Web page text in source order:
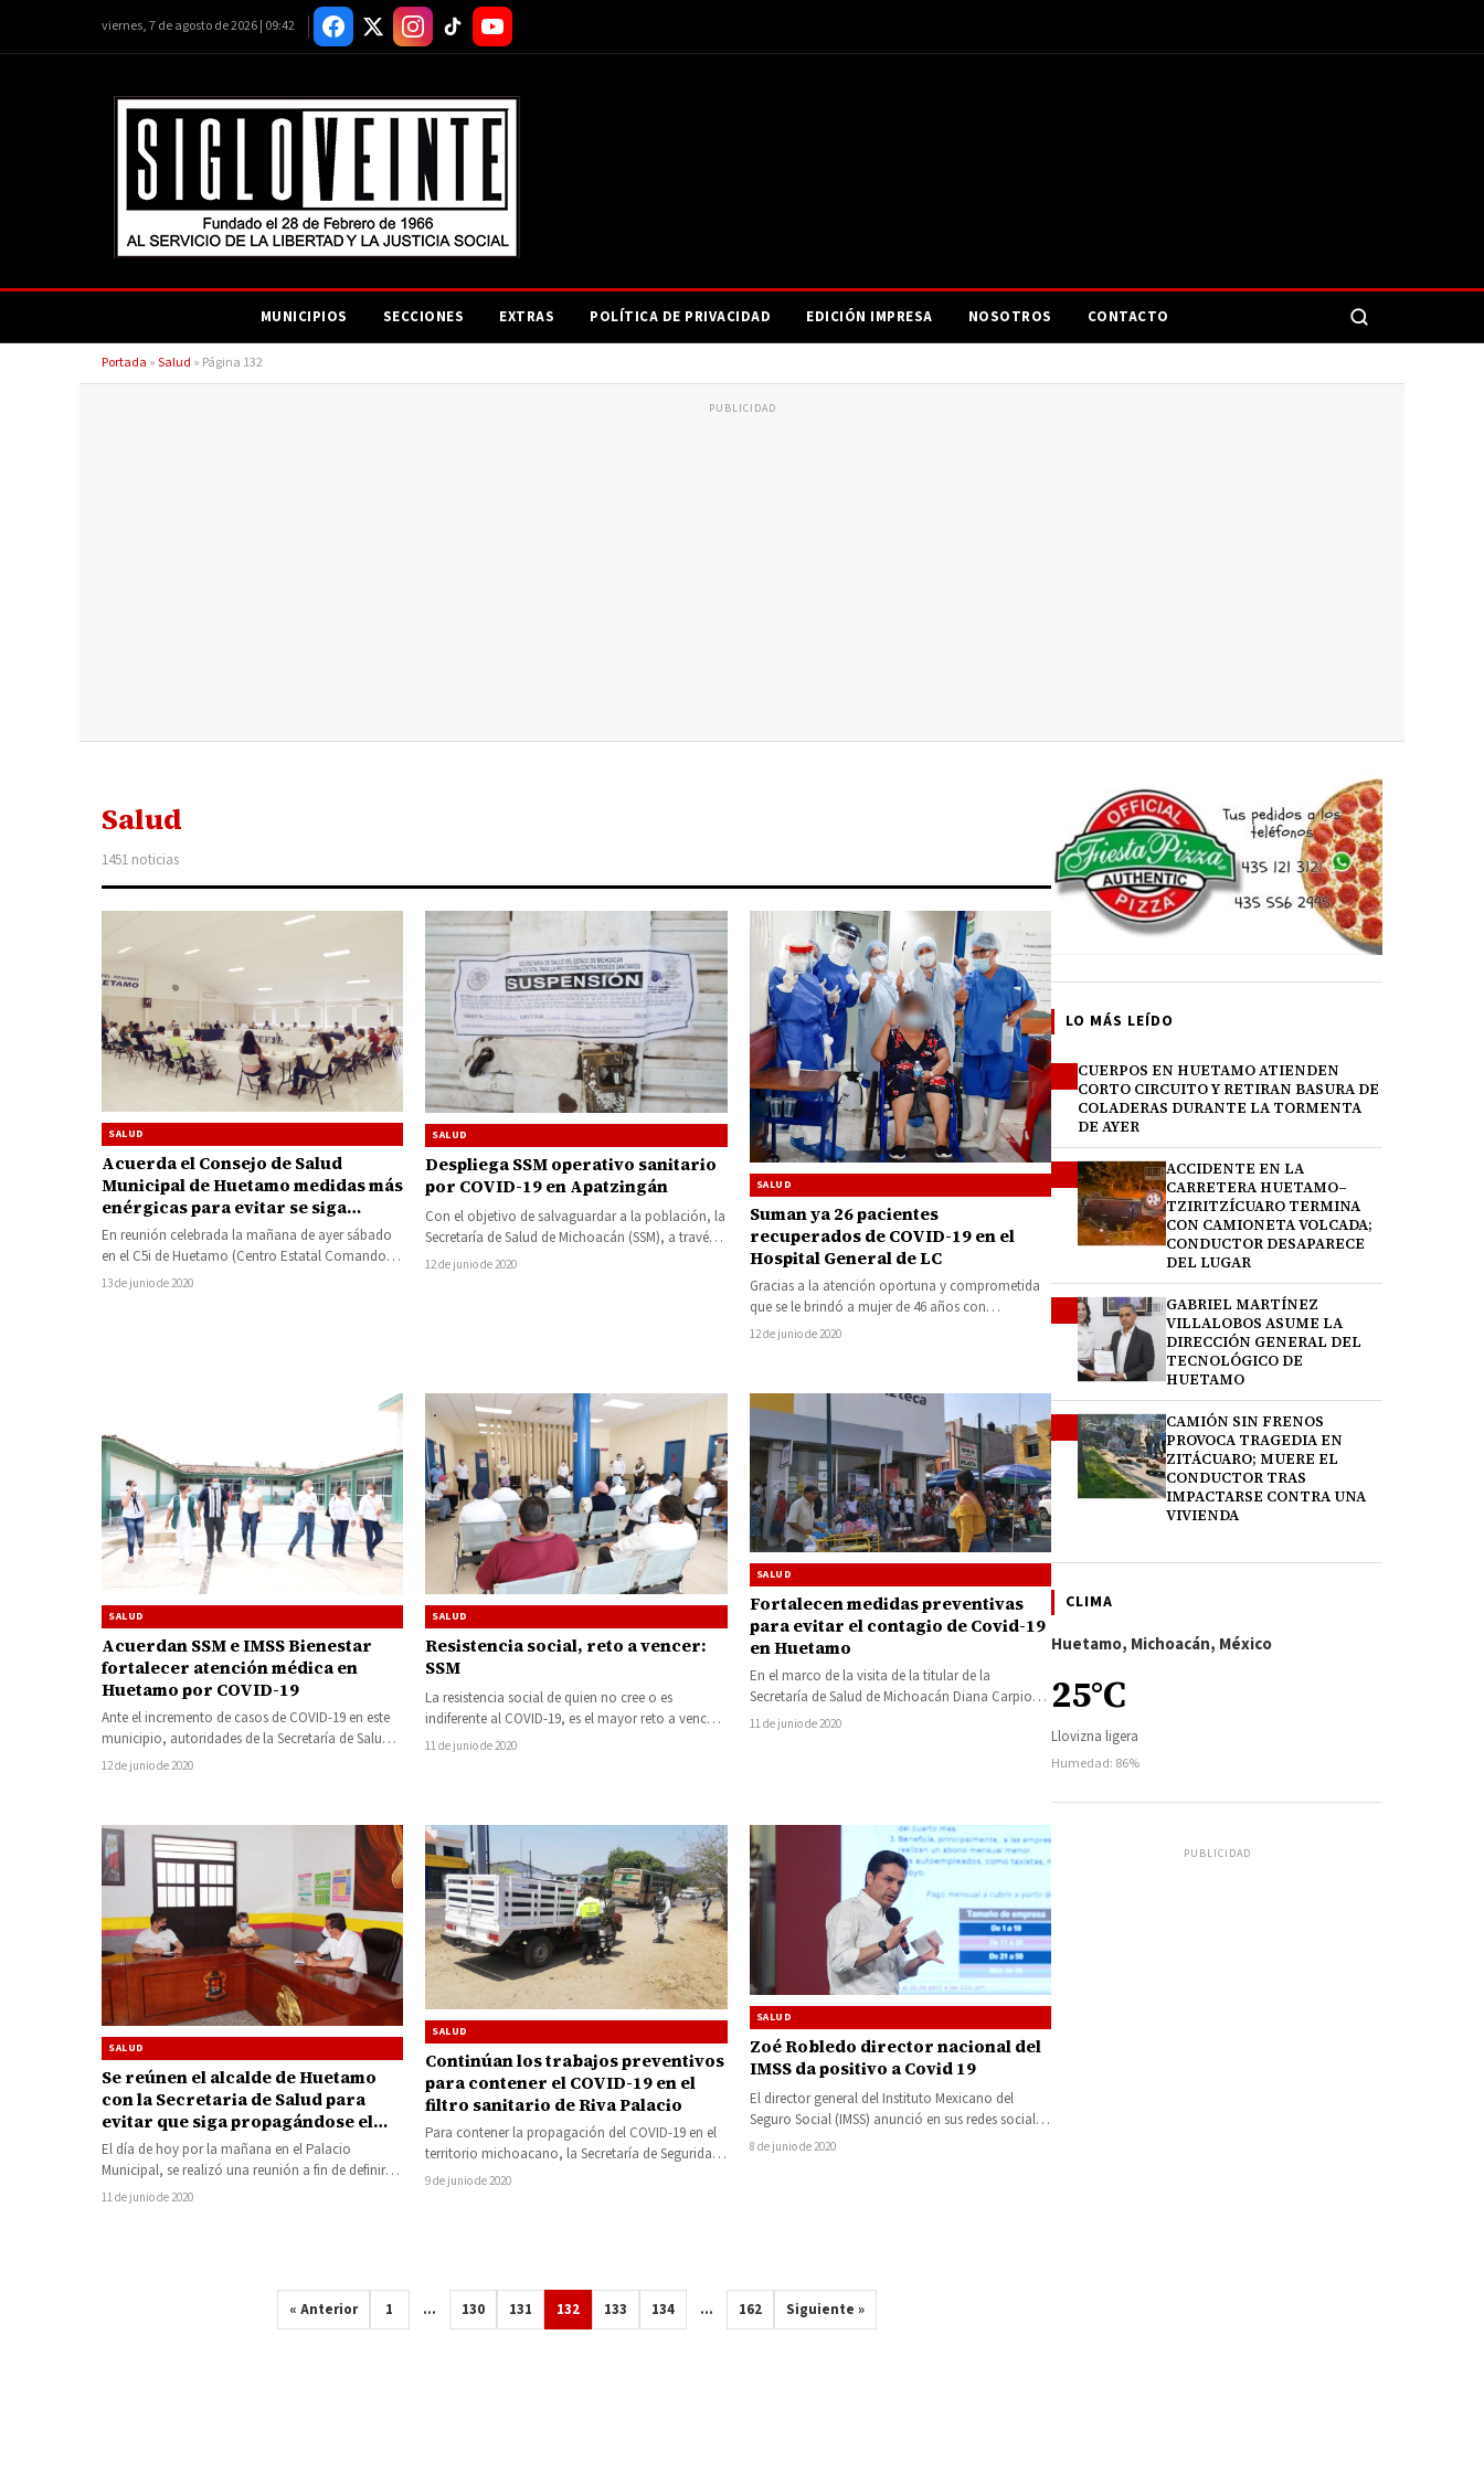
viernes, 7 de agosto de 2026 | 09:42
MUNICIPIOS SECCIONES EXTRAS POLÍTICA DE PRIVACIDAD EDICIÓN IMPRESA NOSOTROS CONTACTO
Portada »Salud » Página 132
PUBLICIDAD
Salud
1451 noticias
SALUD
Acuerda el Consejo de Salud
Municipal de Huetamo medidas más
enérgicas para evitar se siga
propagando el COVID-19
En reunión celebrada la mañana de ayer sábado
en el C5i de Huetamo (Centro Estatal Comando,
Comunicaciones, Cómputo, Control,
13 de junio de 2020
SALUD
Despliega SSM operativo sanitario
por COVID-19 en Apatzingán
Con el objetivo de salvaguardar a la población, la
Secretaría de Salud de Michoacán (SSM), a través
de la Comisión…
12 de junio de 2020
SALUD
Suman ya 26 pacientes
recuperados de COVID-19 en el
Hospital General de LC
Gracias a la atención oportuna y comprometida
que se le brindó a mujer de 46 años con
diagnóstico de COVID-19,…
12 de junio de 2020
SALUD
Acuerdan SSM e IMSS Bienestar
fortalecer atención médica en
Huetamo por COVID-19
Ante el incremento de casos de COVID-19 en este
municipio, autoridades de la Secretaría de Salud
de Michoacán (SSM), y…
12 de junio de 2020
SALUD
Resistencia social, reto a vencer:
SSM
La resistencia social de quien no cree o es
indiferente al COVID-19, es el mayor reto a vencer
para poder…
11 de junio de 2020
SALUD
Fortalecen medidas preventivas
para evitar el contagio de Covid-19
en Huetamo
En el marco de la visita de la titular de la
Secretaría de Salud de Michoacán Diana Carpio
Ríos, la…
11 de junio de 2020
SALUD
Se reúnen el alcalde de Huetamo
con la Secretaria de Salud para
evitar que siga propagándose el
Covid-19
El día de hoy por la mañana en el Palacio
Municipal, se realizó una reunión a fin de definir
las…
11 de junio de 2020
SALUD
Continúan los trabajos preventivos
para contener el COVID-19 en el
filtro sanitario de Riva Palacio
Para contener la propagación del COVID-19 en el
territorio michoacano, la Secretaría de Seguridad
Pública (SSP), continúa efectuando labores
9 de junio de 2020
SALUD
Zoé Robledo director nacional del
IMSS da positivo a Covid 19
El director general del Instituto Mexicano del
Seguro Social (IMSS) anunció en sus redes sociales
que resultó positivo a COVID-19.
8 de junio de 2020
« Anterior 1 … 130 131 132 133 134 … 162 Siguiente »
LO MÁS LEÍDO
CUERPOS EN HUETAMO ATIENDEN
CORTO CIRCUITO Y RETIRAN BASURA DE
COLADERAS DURANTE LA TORMENTA
DE AYER
ACCIDENTE EN LA
CARRETERA HUETAMO–
TZIRITZÍCUARO TERMINA
CON CAMIONETA VOLCADA;
CONDUCTOR DESAPARECE
DEL LUGAR
GABRIEL MARTÍNEZ
VILLALOBOS ASUME LA
DIRECCIÓN GENERAL DEL
TECNOLÓGICO DE
HUETAMO
CAMIÓN SIN FRENOS
PROVOCA TRAGEDIA EN
ZITÁCUARO; MUERE EL
CONDUCTOR TRAS
IMPACTARSE CONTRA UNA
VIVIENDA
CLIMA
Huetamo, Michoacán, México
25°C
Llovizna ligera
Humedad: 86%
PUBLICIDAD